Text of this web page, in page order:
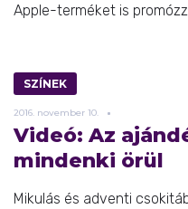
Apple-terméket is
SZÍNEK
2016. november 10.
Videó: Az
mindenki örül
Mikulás és adventi